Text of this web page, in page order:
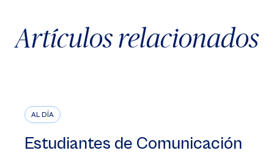
Artículos relacionados
AL DÍA
Estudiantes de Comunicación